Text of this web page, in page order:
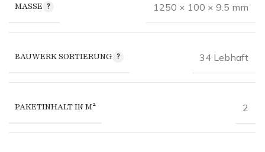
MASSE 1250 × 100 × 9.5 mm
BAUWERK SORTIERUNG 34 Lebhaft
PAKETINHALT IN M² 2